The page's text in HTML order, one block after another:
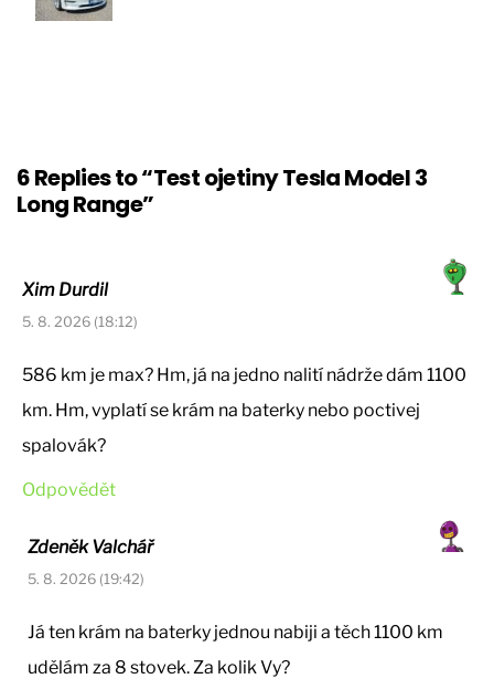
6 Replies to “Test ojetiny Tesla Model 3
Long Range”
Xim Durdil
5. 8. 2026 (18:12)
586 km je max? Hm, já na jedno nalití nádrže dám 1100
km. Hm, vyplatí se krám na baterky nebo poctivej
spalovák?
Odpovědět
Zdeněk Valchář
5. 8. 2026 (19:42)
Já ten krám na baterky jednou nabiji a těch 1100 km
udělám za 8 stovek. Za kolik Vy?